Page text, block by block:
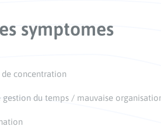
symptomes
concentration
gestion du temps / mauvaise